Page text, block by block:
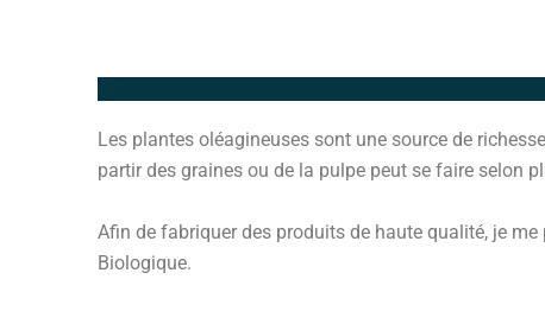
Les plantes oléagineuses sont une source de
partir des graines ou de la pulpe peut se faire selon
Afin de fabriquer des produits de haute qualité, je
Biologique.